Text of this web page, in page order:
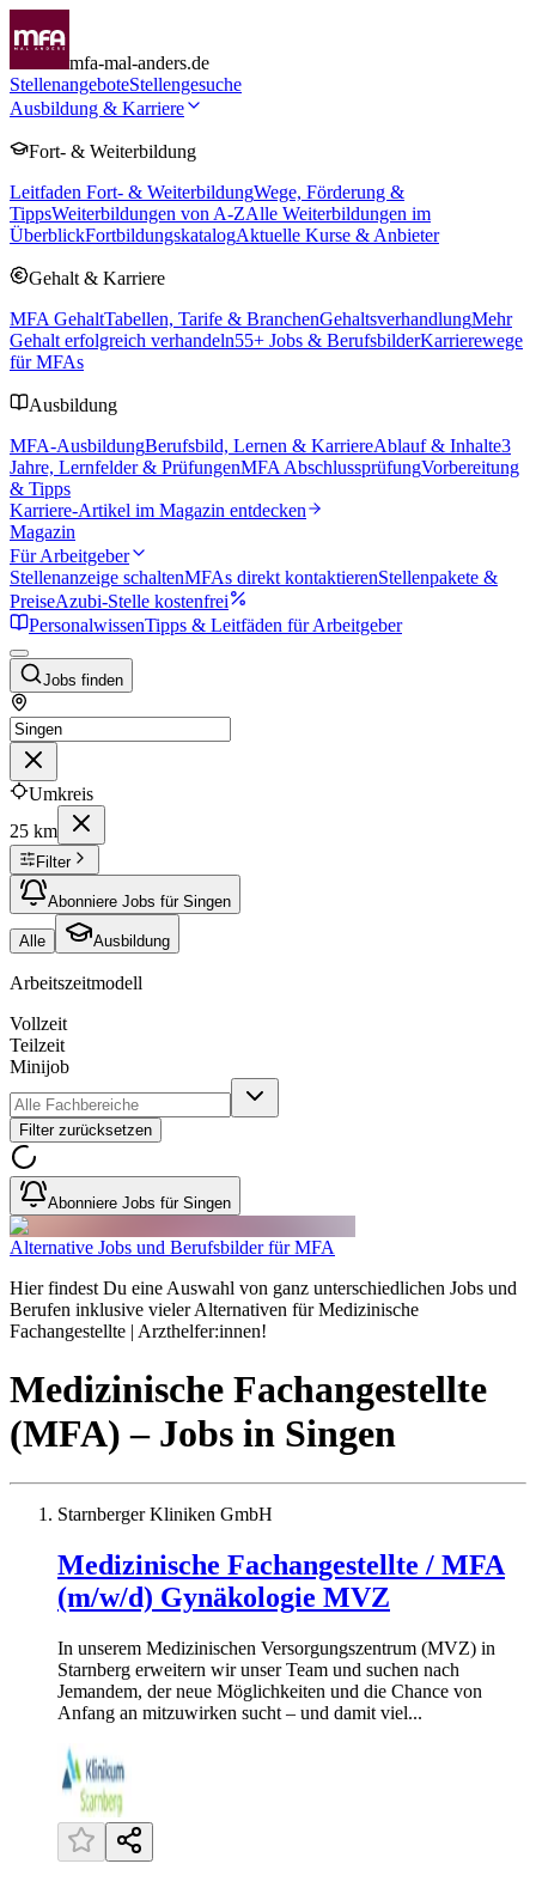
mfa-mal-anders.de
StellenangeboteStellengesuche
Ausbildung & Karriere
Fort- & Weiterbildung
Leitfaden Fort- & WeiterbildungWege, Förderung &
TippsWeiterbildungen von A-ZAlle Weiterbildungen im
ÜberblickFortbildungskatalogAktuelle Kurse & Anbieter
Gehalt & Karriere
MFA GehaltTabellen, Tarife & BranchenGehaltsverhandlungMehr
Gehalt erfolgreich verhandeln55+ Jobs & BerufsbilderKarrierewege
für MFAs
Ausbildung
MFA-AusbildungBerufsbild, Lernen & KarriereAblauf & Inhalte3
Jahre, Lernfelder & PrüfungenMFA AbschlussprüfungVorbereitung
& Tipps
Karriere-Artikel im Magazin entdecken
Magazin
Für Arbeitgeber
Stellenanzeige schaltenMFAs direkt kontaktierenStellenpakete &
PreiseAzubi-Stelle kostenfrei
PersonalwissenTipps & Leitfäden für Arbeitgeber
Jobs finden
Umkreis
25 km
Filter
Abonniere Jobs für Singen
Alle Ausbildung
Arbeitszeitmodell
Vollzeit
Teilzeit
Minijob
Filter zurücksetzen
Abonniere Jobs für Singen
Alternative Jobs und Berufsbilder für MFA
Hier findest Du eine Auswahl von ganz unterschiedlichen Jobs und
Berufen inklusive vieler Alternativen für Medizinische
Fachangestellte | Arzthelfer:innen!
Medizinische Fachangestellte
(MFA) – Jobs in Singen
Starnberger Kliniken GmbH
Medizinische Fachangestellte / MFA
(m/w/d) Gynäkologie MVZ
In unserem Medizinischen Versorgungszentrum (MVZ) in
Starnberg erweitern wir unser Team und suchen nach
Jemandem, der neue Möglichkeiten und die Chance von
Anfang an mitzuwirken sucht – und damit viel...